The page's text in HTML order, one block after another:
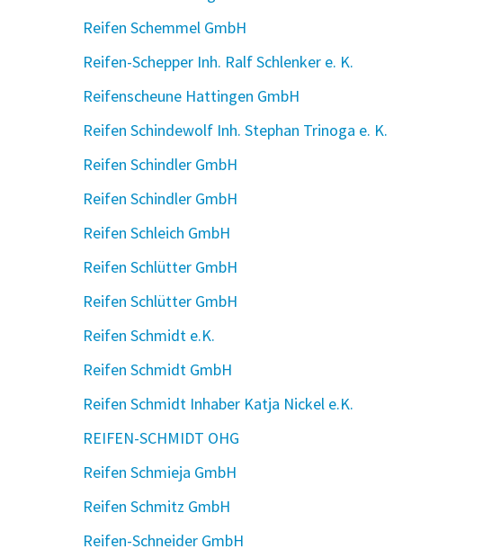
Reifen Schemmel GmbH
Reifen-Schepper Inh. Ralf Schlenker e. K.
Reifenscheune Hattingen GmbH
Reifen Schindewolf Inh. Stephan Trinoga e. K.
Reifen Schindler GmbH
Reifen Schindler GmbH
Reifen Schleich GmbH
Reifen Schlütter GmbH
Reifen Schlütter GmbH
Reifen Schmidt e.K.
Reifen Schmidt GmbH
Reifen Schmidt Inhaber Katja Nickel e.K.
REIFEN-SCHMIDT OHG
Reifen Schmieja GmbH
Reifen Schmitz GmbH
Reifen-Schneider GmbH